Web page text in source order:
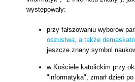
występowały:
przy fałszowaniu wyborów
oszustwa, a także
jeszcze znany symbol
w Kościele katolickim przy
"informatyka", zmarł dzień